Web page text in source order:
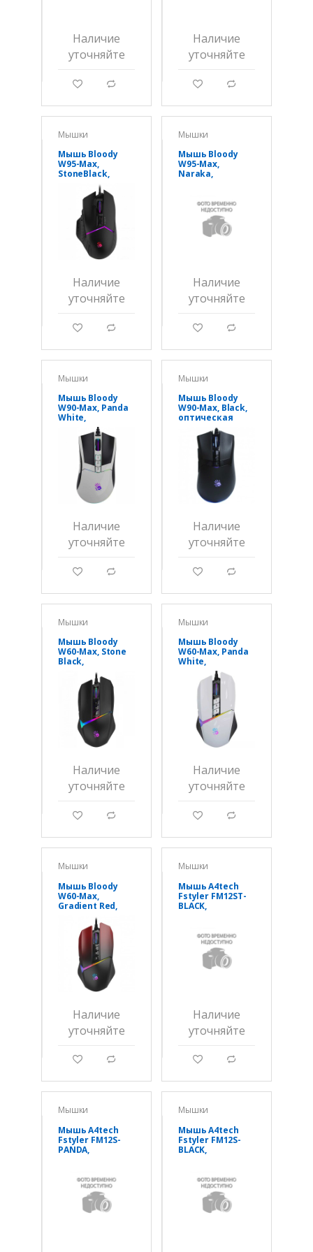
Наличие
уточняйте
g d
Наличие
уточняйте
g d
Мышки
Мышь Bloody
W95-Max,
StoneBlack,
оптическая
12000CPI, 180 см,
Наличие
уточняйте
g d
Мышки
Мышь Bloody
W95-Max,
Naraka,
Наличие
уточняйте
g d
Мышки
Мышь Bloody
W90-Max, Panda
White,
оптическая
10000CPI, 180 см,
Наличие
уточняйте
g d
Мышки
Мышь Bloody
W90-Max, Black,
оптическая
10000CPI, 180 см,
USB
Наличие
уточняйте
g d
Мышки
Мышь Bloody
W60-Max, Stone
Black,
оптическая
10000CPI, 180 см,
Наличие
уточняйте
g d
Мышки
Мышь Bloody
W60-Max, Panda
White,
оптическая
10000CPI, 180 см,
Наличие
уточняйте
g d
Мышки
Мышь Bloody
W60-Max,
Gradient Red,
оптическая
10000CPI, 180 см,
Наличие
уточняйте
g d
Мышки
Мышь A4tech
Fstyler FM12ST-
BLACK,
USB, TypeC
адаптер
Наличие
уточняйте
g d
Мышки
Мышь A4tech
Fstyler FM12S-
PANDA,
Мышки
Мышь A4tech
Fstyler FM12S-
BLACK,